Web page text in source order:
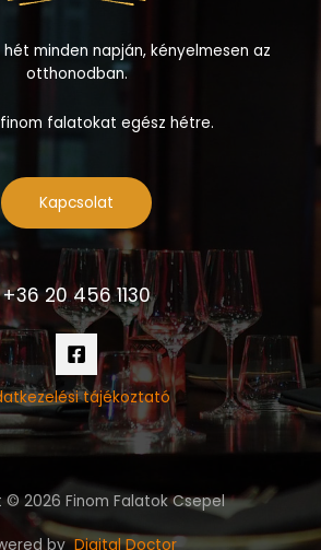
minden napján, kényelmesen az
otthonodban.
finom falatokat egész hétre.
Kapcsolat
+36 20 456 1130
tájékoztató
2026 Finom Falatok Csepel
byDigital Doctor